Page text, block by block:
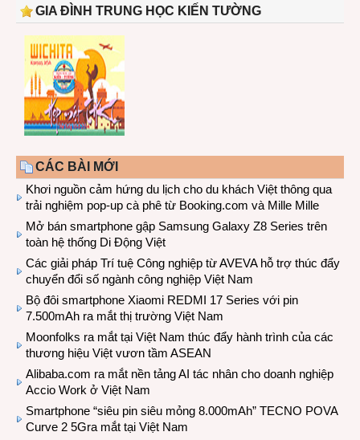
GIA ĐÌNH TRUNG HỌC KIẾN TƯỜNG
CÁC BÀI MỚI
Khơi nguồn cảm hứng du lịch cho du khách Việt thông qua
trải nghiệm pop-up cà phê từ Booking.com và Mille Mille
Mở bán smartphone gập Samsung Galaxy Z8 Series trên
toàn hệ thống Di Động Việt
Các giải pháp Trí tuệ Công nghiệp từ AVEVA hỗ trợ thúc đẩy
chuyển đổi số ngành công nghiệp Việt Nam
Bộ đôi smartphone Xiaomi REDMI 17 Series với pin
7.500mAh ra mắt thị trường Việt Nam
Moonfolks ra mắt tại Việt Nam thúc đẩy hành trình của các
thương hiệu Việt vươn tầm ASEAN
Alibaba.com ra mắt nền tảng AI tác nhân cho doanh nghiệp
Accio Work ở Việt Nam
Smartphone “siêu pin siêu mỏng 8.000mAh” TECNO POVA
Curve 2 5Gra mắt tại Việt Nam